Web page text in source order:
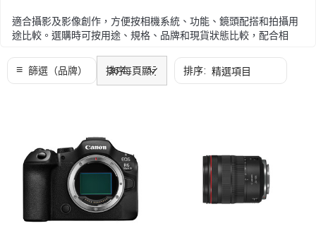
適合攝影及影像創作，方便按相機系統、功能、鏡頭配搭和拍攝用
途比較。選購時可按用途、規格、品牌和現貨狀態比較，配合相
選購時可按用途、規格、品牌和現貨狀態比較，配合相機、影片或
日常工作流程需要。